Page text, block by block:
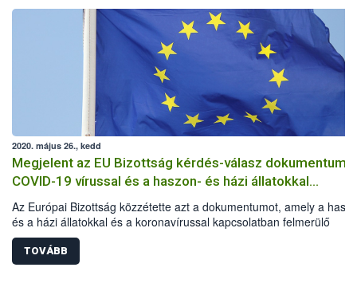
2020. május 26., kedd
Megjelent az EU Bizottság kérdés-válasz dokumentuma
COVID-19 vírussal és a haszon- és házi állatokkal
kapcsolatban
Az Európai Bizottság közzétette azt a dokumentumot, amely a
és a házi állatokkal és a koronavírussal kapcsolatban felmerülő
kérdéseket és az azokra adandó válaszokat tartalmazza.
TOVÁBB